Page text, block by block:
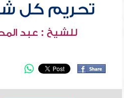
تحريم كل
للشيخ : عبد